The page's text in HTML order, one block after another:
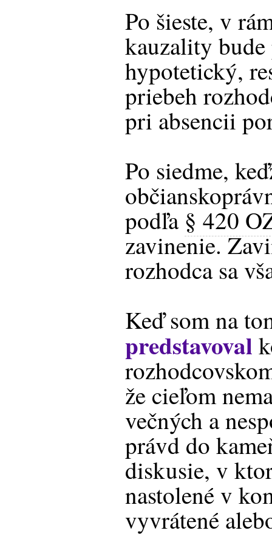
Po šieste, v
kauzality bude
hypotetický,
priebeh
pri absencii
Po siedme,
podľa § 420
zavinenie.
rozhodca sa
Keď som na
predstavoval
že cieľom
večných a
právd do
diskusie, v
nastolené v
vyvrátené